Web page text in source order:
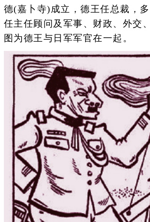
德(嘉卜寺)成立，德王任总裁，
任主任顾问及军事、财政、外交
图为德王与日军军官在一起。